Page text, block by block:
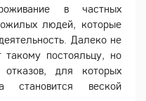
в частных
людей, которые
Далеко не
постояльцу, но
для которых
становится веской